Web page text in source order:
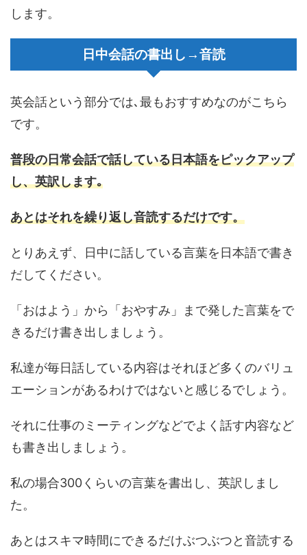
します。
日中会話の書出し→音読
英会話という部分では､最もおすすめなのがこちら
です。
普段の日常会話で話している日本語をピックアップ
し、英訳します｡
あとはそれを繰り返し音読するだけです。
とりあえず、日中に話している言葉を日本語で書き
だしてください。
「おはよう」から「おやすみ」まで発した言葉をで
きるだけ書き出しましょう。
私達が毎日話している内容はそれほど多くのバリュ
エーションがあるわけではないと感じるでしょう。
それに仕事のミーティングなどでよく話す内容など
も書き出しましょう。
私の場合300くらいの言葉を書出し、英訳しまし
た。
あとはスキマ時間にできるだけぶつぶつと音読する